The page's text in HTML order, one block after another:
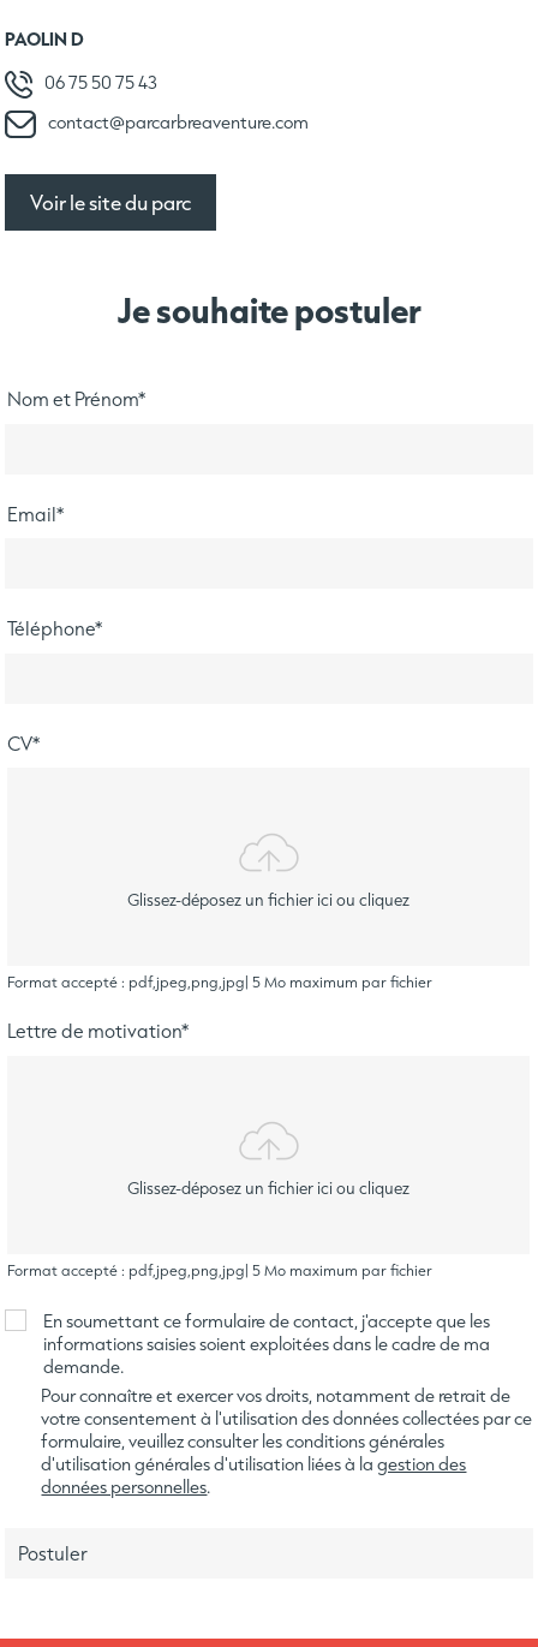
PAOLIN D
06 75 50 75 43
contact@parcarbreaventure.com
Voir le site du parc
Je souhaite postuler
Nom et Prénom*
Email*
Téléphone*
CV*
Glissez-déposez un fichier ici ou cliquez
Format accepté : pdf,jpeg,png,jpg| 5 Mo maximum par fichier
Lettre de motivation*
Glissez-déposez un fichier ici ou cliquez
Format accepté : pdf,jpeg,png,jpg| 5 Mo maximum par fichier
En soumettant ce formulaire de contact, j'accepte que les
informations saisies soient exploitées dans le cadre de ma
demande.
Pour connaître et exercer vos droits, notamment de retrait de
votre consentement à l'utilisation des données collectées par ce
formulaire, veuillez consulter les conditions générales
d'utilisation générales d'utilisation liées à lagestion des
données personnelles.